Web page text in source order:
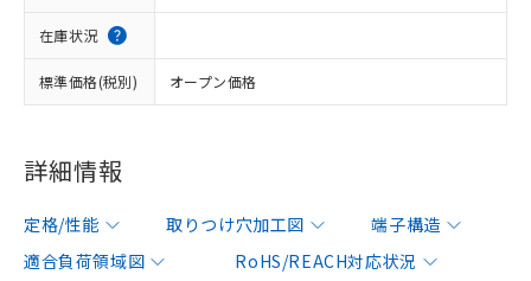
在庫状況
標準価格(税別) オープン価格
詳細情報
定格/性能 取りつけ穴加工図
端子構造
適合負荷領域図
RoHS/REACH対応状況